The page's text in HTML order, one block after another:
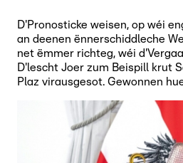
D'Pronosticke weisen, op wéi
an deenen ënnerschiddleche
net ëmmer richteg, wéi
D'lescht Joer zum Beispill krut
Plaz virausgesot. Gewonnen